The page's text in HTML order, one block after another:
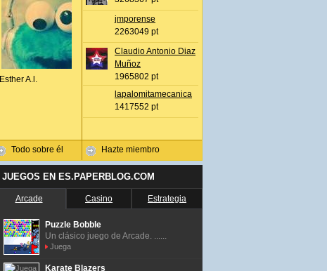
Esther A.l.
Todo sobre él
jmporense
2263049 pt
Claudio Antonio Diaz
Muñoz
1965802 pt
lapalomitamecanica
1417552 pt
Hazte miembro
JUEGOS EN ES.PAPERBLOG.COM
Arcade Casino Estrategia
Puzzle Bobble
Un clásico juego de Arcade. ......
Juega
Karate Blazers